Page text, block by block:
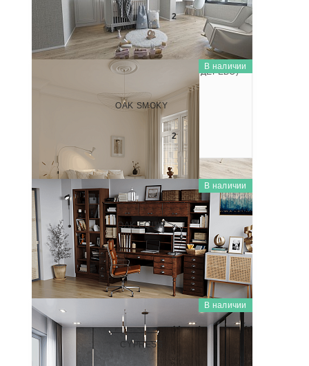
2 800 ₽/м2
В наличии
WOODEN CLASSIC (КЛАССИЧЕСКОЕ ДЕРЕВО)
SP55208P
OAK SMOKY
2 800 ₽/м2
В наличии
WOODEN CLASSIC (КЛАССИЧЕСКОЕ ДЕРЕВО)
SP55206P
OAK EQUIP
2 800 ₽/м2
В наличии
WOODEN CLASSIC (КЛАССИЧЕСКОЕ ДЕРЕВО)
SP55210P
CYPRESS